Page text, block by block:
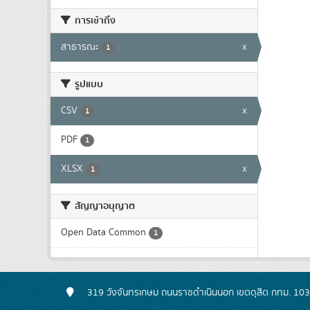
การเข้าถึง
สาธารณะ 1 x
รูปแบบ
CSV 1 x
PDF 1
XLSX 1 x
สัญญาอนุญาต
Open Data Common 1
319 วังจันทรเกษม ถนนราชดำเนินนอก เขตดุสิต กทม.